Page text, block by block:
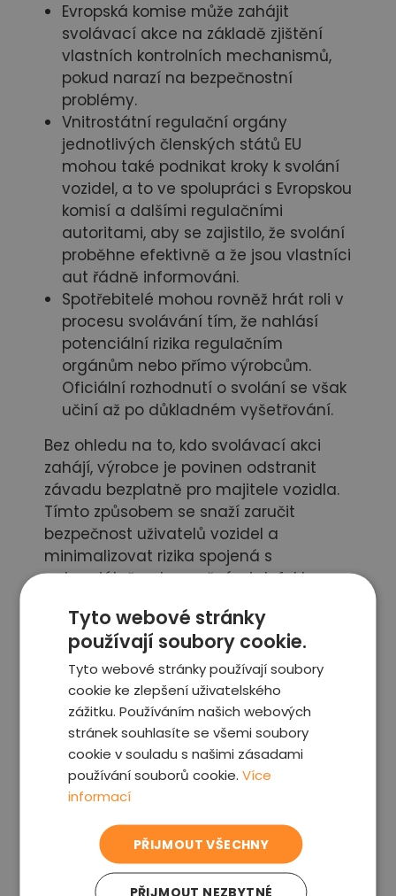
Evropská komise může zahájit
svolávací akce na základě zjištění
vlastních kontrolních mechanismů,
pokud narazí na bezpečnostní
problémy.
Vnitrostátní regulační orgány
jednotlivých členských států EU
mohou také podnikat kroky k svolání
vozidel, a to ve spolupráci s Evropskou
komisí a dalšími regulačními
autoritami, aby se zajistilo, že svolání
proběhne efektivně a že jsou vlastníci
aut řádně informováni.
Spotřebitelé mohou rovněž hrát roli v
procesu svolávání tím, že nahlásí
potenciální rizika regulačním
orgánům nebo přímo výrobcům.
Oficiální rozhodnutí o svolání se však
učiní až po důkladném vyšetřování.
Bez ohledu na to, kdo svolávací akci
zahájí, výrobce je povinen odstranit
závadu bezplatně pro majitele vozidla.
Tímto způsobem se snaží zaručit
bezpečnost uživatelů vozidel a
minimalizovat rizika spojená s
potenciálně nebezpečnými defekty.
Svolávací akce můžou mít vliv na
bezpečnost
Svolávací akce automobilů se liší svým
Tyto webové stránky
používají soubory cookie.
Tyto webové stránky používají soubory
cookie ke zlepšení uživatelského
zážitku. Používáním našich webových
stránek souhlasíte se všemi soubory
cookie v souladu s našimi zásadami
používání souborů cookie.Více
informací
PŘIJMOUT VŠECHNY
PŘIJMOUT NEZBYTNÉ